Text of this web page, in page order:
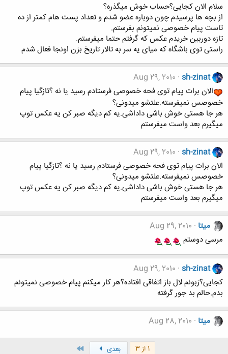
سلام الان کجایی؟حساب خوش میگذره؟
از بچه ها پرسیدم چون دوباره عضو شدم و تعداد پست هام کمتر از ده
تاست پیام خصوصی نمیتونم بفرستم.
تازه دوربین خریدم عکس که گرفتم حتما میفرستم.
راستی توی باشگاه که میای یه سر به تالار تاریخ بزن اونجا فعال شدم
sh-zinat
Aug 29, 2010
الان برات پیام توی فحه خصوصی فرستادم رسید یا نه ؟تازگیا پیام
خصوصس نمیفرسته.علتشو میدونی؟
هر جا هستی خوش باشی داداشی.یه کم دیگه صبر کن یه عکس توپ
میگیرم بعد واست میفرستم
sh-zinat
Aug 29, 2010
الان برات پیام توی فحه خصوصی فرستادم رسید یا نه ؟تازگیا پیام
خصوصس نمیفرسته.علتشو میدونی؟
هر جا هستی خوش باشی داداشی.یه کم دیگه صبر کن یه عکس توپ
میگیرم بعد واست میفرستم
میتا Aug 29, 2010
مرسی دوستم
sh-zinat
Aug 29, 2010
کجایی؟زبونم لال باز اتفاقی افتاده؟هر کار میکنم پیام خصوصی نمیتونم
بدم.حالم بد جور گرفته
میتا Aug 28, 2010
1 از 3 بعدی